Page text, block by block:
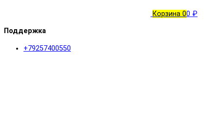
Корзина 00 ₽
Поддержка
+79257400550